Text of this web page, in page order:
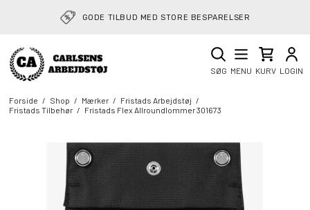
GODE TILBUD MED STORE BESPARELSER
SØG MENU KURV LOGIN
Forside / Shop / Mærker / Fristads Arbejdstøj /
Fristads Tilbehør / Fristads Flex Allroundlommer 301673